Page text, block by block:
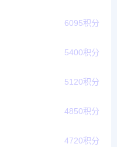
6095积分
5400积分
5120积分
4850积分
4720积分